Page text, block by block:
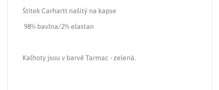
Štítek Carhartt našitý na kapse
98% bavlna/2% elastan
Kalhoty jsou v barvě Tarmac - zelená.